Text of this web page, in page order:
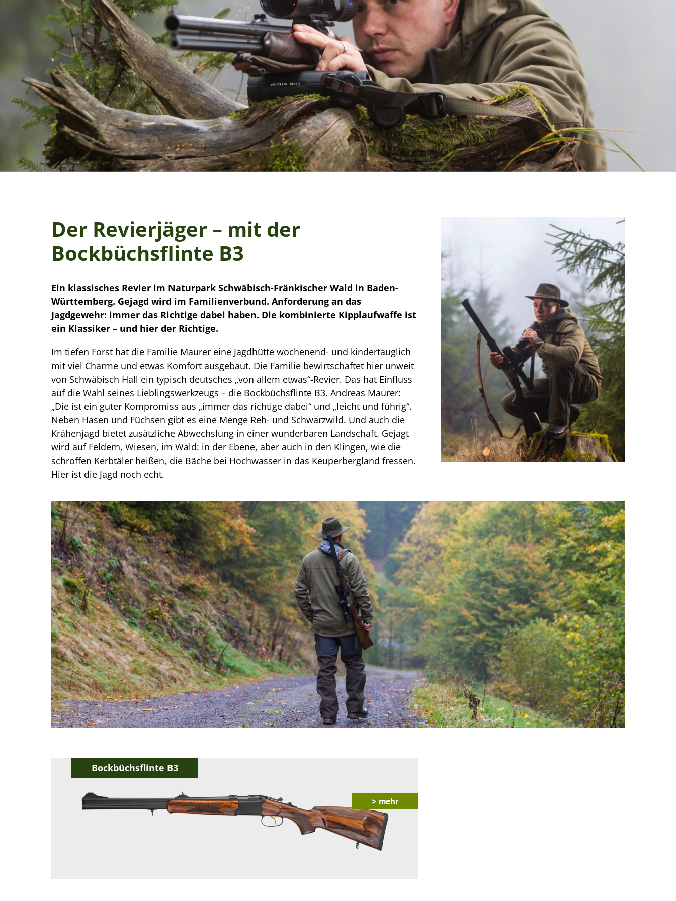
Der Revierjäger – mit der
Bockbüchsflinte B3
Ein klassisches Revier im Naturpark Schwäbisch-Fränkischer Wald in Baden-
Württemberg. Gejagd wird im Familienverbund. Anforderung an das
Jagdgewehr: immer das Richtige dabei haben. Die kombinierte Kipplaufwaffe ist
ein Klassiker – und hier der Richtige.
Im tiefen Forst hat die Familie Maurer eine Jagdhütte wochenend- und kindertauglich
mit viel Charme und etwas Komfort ausgebaut. Die Familie bewirtschaftet hier unweit
von Schwäbisch Hall ein typisch deutsches „von allem etwas“-Revier. Das hat Einfluss
auf die Wahl seines Lieblingswerkzeugs – die Bockbüchsflinte B3. Andreas Maurer:
„Die ist ein guter Kompromiss aus „immer das richtige dabei“ und „leicht und führig“.
Neben Hasen und Füchsen gibt es eine Menge Reh- und Schwarzwild. Und auch die
Krähenjagd bietet zusätzliche Abwechslung in einer wunderbaren Landschaft. Gejagt
wird auf Feldern, Wiesen, im Wald: in der Ebene, aber auch in den Klingen, wie die
schroffen Kerbtäler heißen, die Bäche bei Hochwasser in das Keuperbergland fressen.
Hier ist die Jagd noch echt.
Bockbüchsflinte B3
> mehr